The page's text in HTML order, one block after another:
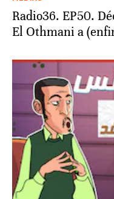
Radio36. EP50.
El Othmani a